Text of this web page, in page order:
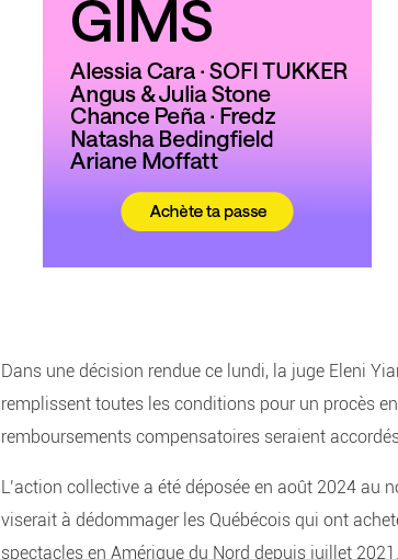
Dans une décision rendue ce lundi, la juge Eleni
remplissent toutes les conditions pour un procès
remboursements compensatoires seraient
L’action collective a été déposée en août 2024 au
viserait à dédommager les Québécois qui ont
spectacles en Amérique du Nord depuis juillet